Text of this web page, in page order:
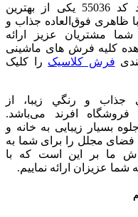
افرند کد 55036 یکی از بهترین
ظاهری فوق‌العاده جذاب و
مشتریان عزیز ارائه
کلیه فرش های ماشینی
فرش کلاسیک را کلیک
و رنگي زیبا، از
افرند می‌باشد.
بسیار زیبایی به خانه و
مجلل را برای شما به
ما بر این است که با
عزيزان ارائه نماييم.